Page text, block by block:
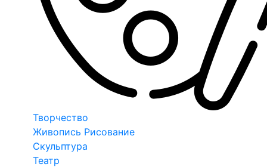
Творчество
Живопись Рисование
Скульптура
Театр